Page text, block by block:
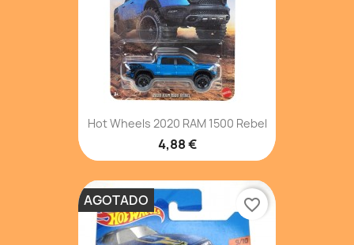
Hot Wheels 2020 RAM 1500 Rebel
4,88 €
AGOTADO favorite_border